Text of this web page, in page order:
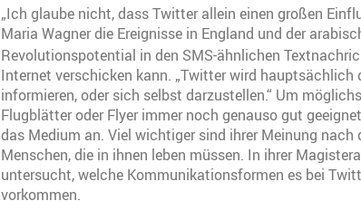
„Ich glaube nicht, dass Twitter allein einen großen
Maria Wagner die Ereignisse in England und der
Revolutionspotential in den SMS-ähnlichen
Internet verschicken kann. „Twitter wird
informieren, oder sich selbst darzustellen.“ Um
Flugblätter oder Flyer immer noch genauso gut
das Medium an. Viel wichtiger sind ihrer Meinung
Menschen, die in ihnen leben müssen. In ihrer
untersucht, welche Kommunikationsformen es bei
vorkommen.